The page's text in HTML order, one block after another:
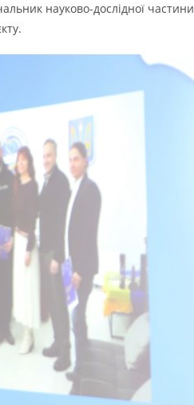
науково-дослідної частини